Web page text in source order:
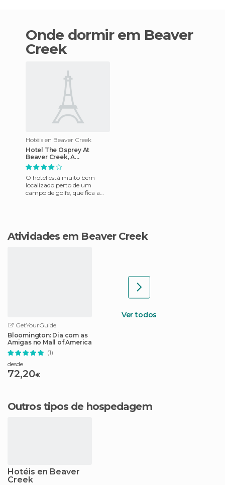
Onde dormir em Beaver
Creek
Hotéis en Beaver Creek
Hotel The Osprey At
Beaver Creek, A
Rockresort
O hotel está muito bem
localizado perto de um
campo de golfe, que fica a
Atividades em Beaver Creek
GetYourGuide
Bloomington: Dia com as
Amigas no Mall of America
(1)
desde
72,20€
Ver todos
Outros tipos de hospedagem
Hotéis en Beaver
Creek